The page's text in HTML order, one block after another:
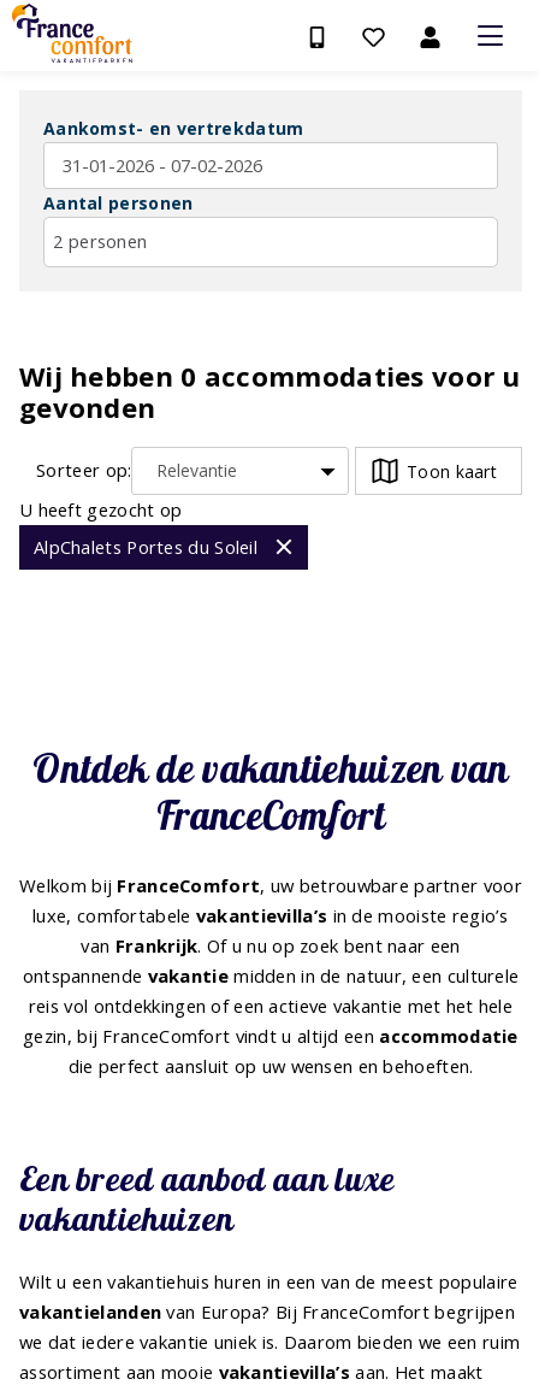
Aankomst- en vertrekdatum
Aantal personen
2 personen
Wij hebben 0 accommodaties voor u
gevonden
Sorteer op: Toon kaart
U heeft gezocht op
AlpChalets Portes du Soleil
Ontdek de vakantiehuizen van
FranceComfort
Welkom bij FranceComfort, uw betrouwbare partner voor
luxe, comfortabele vakantievilla’s in de mooiste regio’s
van Frankrijk. Of u nu op zoek bent naar een
ontspannende vakantiemidden in de natuur, een culturele
reis vol ontdekkingen of een actieve vakantie met het hele
gezin, bij FranceComfort vindt u altijd een accommodatie
die perfect aansluit op uw wensen en behoeften.
Een breed aanbod aan luxe
vakantiehuizen
Wilt u een vakantiehuis huren in een van de meest populaire
vakantielanden van Europa? Bij FranceComfort begrijpen
we dat iedere vakantie uniek is. Daarom bieden we een ruim
assortiment aan mooie vakantievilla’s aan. Het maakt